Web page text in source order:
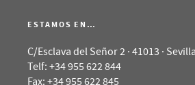
ESTAMOS EN…
C/Esclava del Señor 2 · 41013 · Sevilla
Telf: +34 955 622 844
Fax: +34 955 622 845